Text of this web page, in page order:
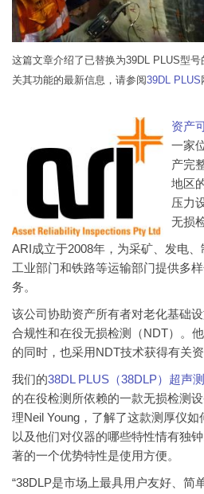
这篇文章介绍了已替换为39DL PLUS型
关其功能的最新信息，请参阅39DL PLUS
资产
一家
产完
地区
压力
无损
ARI成立于2008年，为采矿、发电
工业部门和铁路等运输部门提供多
务。
该公司协助资产所有者对老化基础
合规性和在役无损检测（NDT）。
的同时，也采用NDT技术获得有关
我们的38DL PLUS（38DLP）超声
的在役检测所依赖的一款无损检测
理Neil Young，了解了这款测厚仪如
以及他们对仪器的哪些特性情有独
著的一个优势特性是使用方便。
“38DLP是市场上最具用户友好、简